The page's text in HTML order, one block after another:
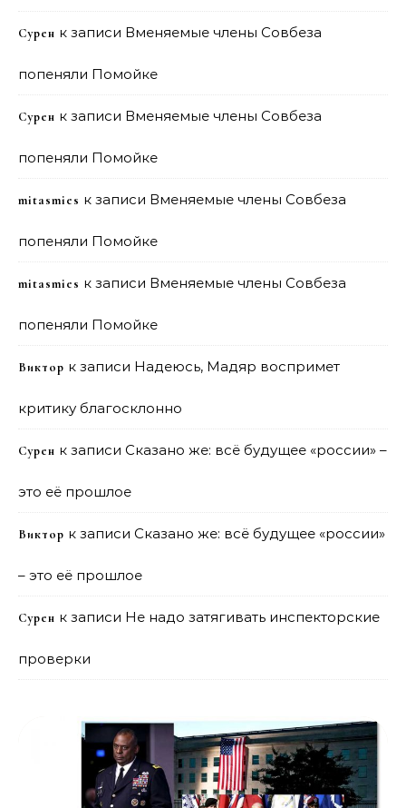
Сурен к записи Вменяемые члены Совбеза
попеняли Помойке
Сурен к записи Вменяемые члены Совбеза
попеняли Помойке
mitasmies к записи Вменяемые члены Совбеза
попеняли Помойке
mitasmies к записи Вменяемые члены Совбеза
попеняли Помойке
Виктор к записи Надеюсь, Мадяр воспримет
критику благосклонно
Сурен к записи Сказано же: всё будущее «россии» –
это её прошлое
Виктор к записи Сказано же: всё будущее «россии»
– это её прошлое
Сурен к записи Не надо затягивать инспекторские
проверки